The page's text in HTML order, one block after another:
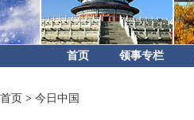
首页 领事专栏
首页 > 今日中国